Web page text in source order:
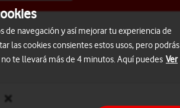
de navegación y así mejorar tu experiencia de
las cookies consientes estos usos, pero podrás
te llevará más de 4 minutos. Aquí puedes Ver